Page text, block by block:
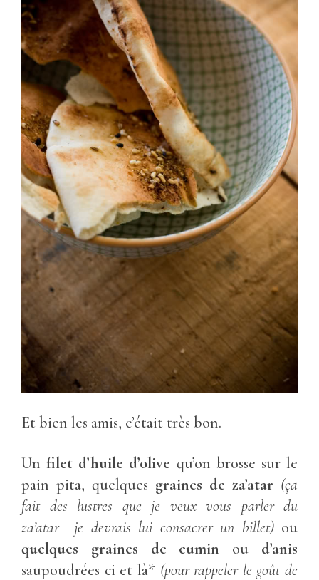
Et bien les amis, c’était très bon.
Unfilet d’huile d’olive qu’on brosse sur le
pain pita, quelques graines de za’atar (ça
fait des lustres que je veux vous parler du
za’atar– je devrais lui consacrer un billet)ou
quelques graines de cumin ou d’anis
saupoudrées ci et là* (pour rappeler le goût de